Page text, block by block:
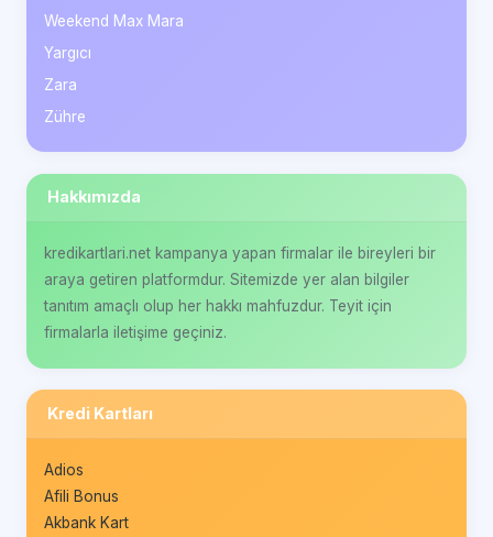
Weekend Max Mara
Yargıcı
Zara
Zühre
Hakkımızda
kredikartlari.net kampanya yapan firmalar ile bireyleri bir
araya getiren platformdur. Sitemizde yer alan bilgiler
tanıtım amaçlı olup her hakkı mahfuzdur. Teyit için
firmalarla iletişime geçiniz.
Kredi Kartları
Adios
Afili Bonus
Akbank Kart